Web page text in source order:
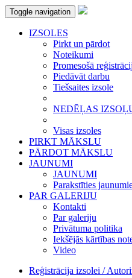
Toggle navigation
IZSOLES
Pirkt un pārdot
Noteikumi
Promesošā
Piedāvāt darbu
Tiešsaites izsole
NEDĒĻAS
Visas izsoles
PIRKT MĀKSLU
PĀRDOT MĀKSLU
JAUNUMI
JAUNUMI
Parakstīties
PAR GALERIJU
Kontakti
Par galeriju
Privātuma politika
Iekšējās kārtības
Video
Reģistrācija izsolei /